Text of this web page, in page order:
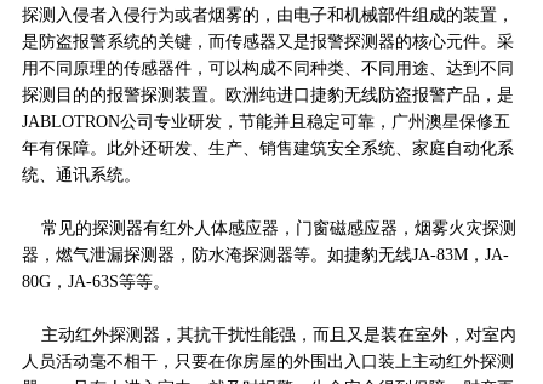
探测入侵者入侵行为或者烟雾的，由电子和机械部件组成的装置，
是防盗报警系统的关键，而传感器又是报警探测器的核心元件。采
用不同原理的传感器件，可以构成不同种类、不同用途、达到不同
探测目的的报警探测装置。欧洲纯进口捷豹无线防盗报警产品，是
JABLOTRON公司专业研发，节能并且稳定可靠，广州澳星保修五
年有保障。此外还研发、生产、销售建筑安全系统、家庭自动化系
统、通讯系统。
常见的探测器有红外人体感应器，门窗磁感应器，烟雾火灾探测
器，燃气泄漏探测器，防水淹探测器等。如捷豹无线JA-83M，JA-
80G，JA-63S等等。
主动红外探测器，其抗干扰性能强，而且又是装在室外，对室内
人员活动毫不相干，只要在你房屋的外围出入口装上主动红外探测